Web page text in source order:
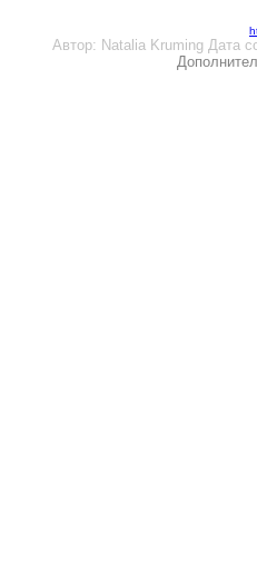
Автор: Natalia Kruming Дата